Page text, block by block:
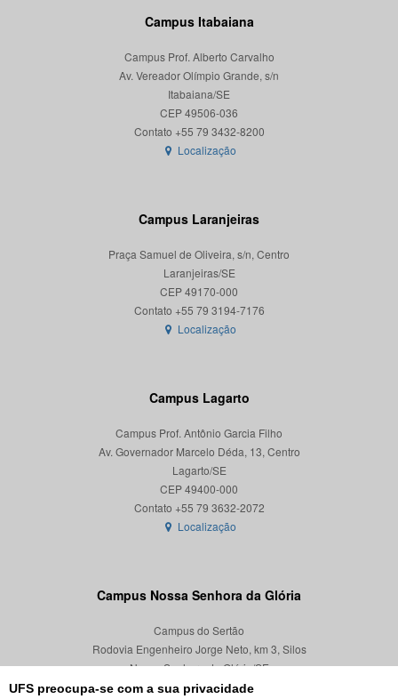
UFS preocupa-se com a sua privacidade
Campus Itabaiana
Campus Prof. Alberto Carvalho
Av. Vereador Olímpio Grande, s/n
Itabaiana/SE
CEP 49506-036
Localização
Campus Laranjeiras
Praça Samuel de Oliveira, s/n, Centro
Laranjeiras/SE
CEP 49170-000
Localização
Campus Lagarto
Campus Prof. Antônio Garcia Filho
Av. Governador Marcelo Déda, 13, Centro
Lagarto/SE
CEP 49400-000
Localização
Campus Nossa Senhora da Glória
Campus do Sertão
Rodovia Engenheiro Jorge Neto, km 3, Silos
Nossa Senhora da Glória/SE
CEP 49680-000